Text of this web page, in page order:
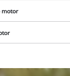
motor